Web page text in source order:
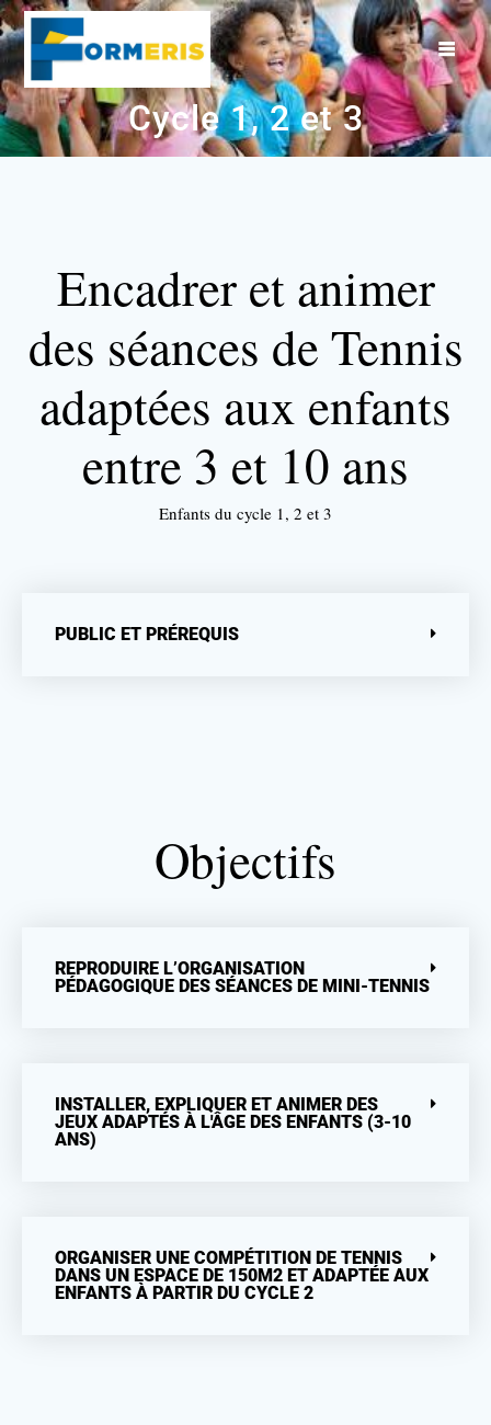
Cycle 1, 2 et 3
Encadrer et animer
des séances de Tennis
adaptées aux enfants
entre 3 et 10 ans
Enfants du cycle 1, 2 et 3
PUBLIC ET PRÉREQUIS
Objectifs
REPRODUIRE L’ORGANISATION
PÉDAGOGIQUE DES SÉANCES DE MINI-TENNIS
INSTALLER, EXPLIQUER ET ANIMER DES
JEUX ADAPTÉS À L'ÂGE DES ENFANTS (3-10
ANS)
ORGANISER UNE COMPÉTITION DE TENNIS
DANS UN ESPACE DE 150M2 ET ADAPTÉE AUX
ENFANTS À PARTIR DU CYCLE 2